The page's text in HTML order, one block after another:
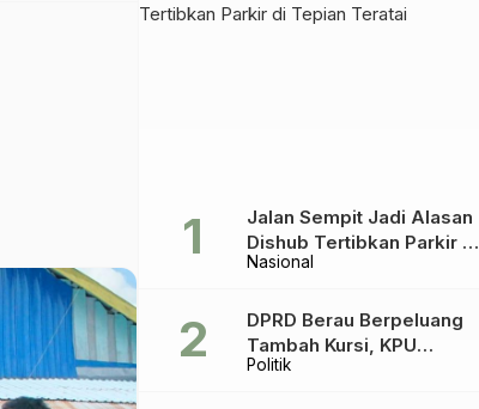
Nasional
Jalan Sempit Jadi Alasan
Dishub Tertibkan Parkir di
Tepian Teratai
Politik
DPRD Berau Berpeluang
Tambah Kursi, KPU
Ingatkan Acuannya UU